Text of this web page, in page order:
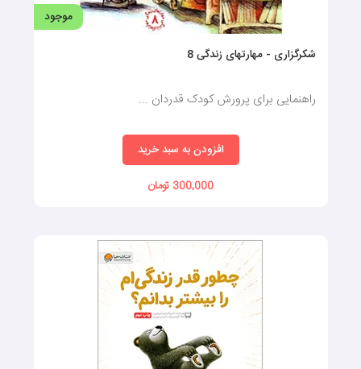
موجود
شکرگزاری - مهارتهای زندگی 8
راهنمایی برای پرورش کودک قدردان ...
افزودن به سبد خرید
300,000 تومان